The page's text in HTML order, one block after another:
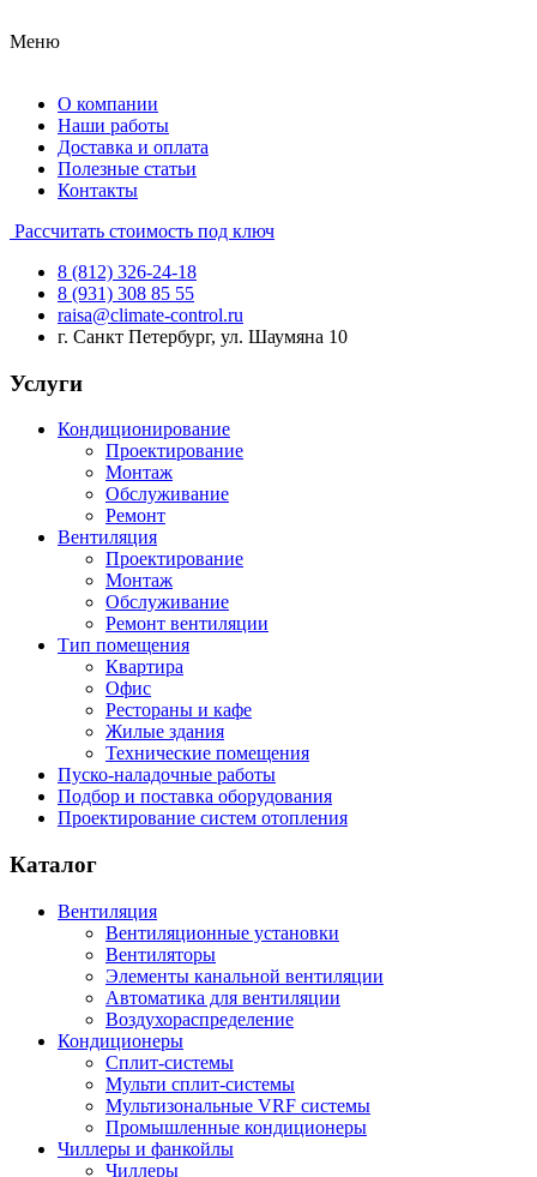
Меню
О компании
Наши работы
Доставка и оплата
Полезные статьи
Контакты
Рассчитать стоимость под ключ
8 (812) 326-24-18
8 (931) 308 85 55
raisa@climate-control.ru
г. Санкт Петербург, ул. Шаумяна 10
Услуги
Кондиционирование
Проектирование
Монтаж
Обслуживание
Ремонт
Вентиляция
Проектирование
Монтаж
Обслуживание
Ремонт вентиляции
Тип помещения
Квартира
Офис
Рестораны и кафе
Жилые здания
Технические помещения
Пуско-наладочные работы
Подбор и поставка оборудования
Проектирование систем отопления
Каталог
Вентиляция
Вентиляционные установки
Вентиляторы
Элементы канальной вентиляции
Автоматика для вентиляции
Воздухораспределение
Кондиционеры
Сплит-системы
Мульти сплит-системы
Мультизональные VRF системы
Промышленные кондиционеры
Чиллеры и фанкойлы
Чиллеры